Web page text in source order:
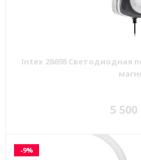
Intex 28698 Светодиодная
5
-9%